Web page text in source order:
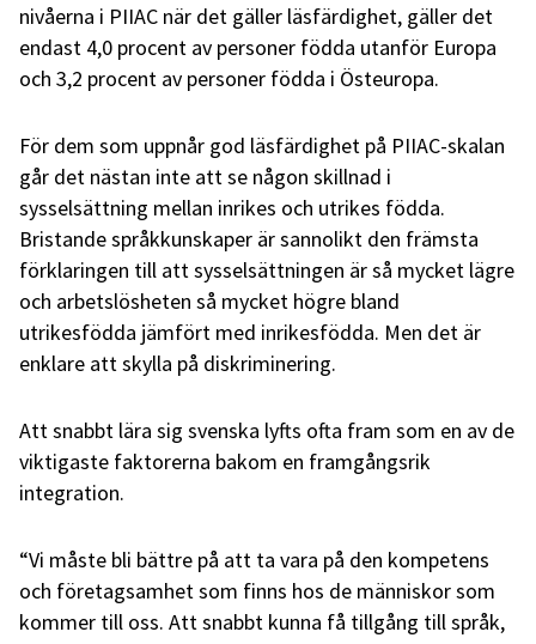
nivåerna i PIIAC när det gäller läsfärdighet, gäller det
endast 4,0 procent av personer födda utanför Europa
och 3,2 procent av personer födda i Östeuropa.
För dem som uppnår god läsfärdighet på PIIAC-skalan
går det nästan inte att se någon skillnad i
sysselsättning mellan inrikes och utrikes födda.
Bristande språkkunskaper är sannolikt den främsta
förklaringen till att sysselsättningen är så mycket lägre
och arbetslösheten så mycket högre bland
utrikesfödda jämfört med inrikesfödda. Men det är
enklare att skylla på diskriminering.
Att snabbt lära sig svenska lyfts ofta fram som en av de
viktigaste faktorerna bakom en framgångsrik
integration.
“Vi måste bli bättre på att ta vara på den kompetens
och företagsamhet som finns hos de människor som
kommer till oss. Att snabbt kunna få tillgång till språk,